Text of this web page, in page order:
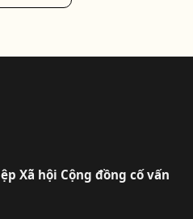
Xã hội Cộng đồng cố vấn